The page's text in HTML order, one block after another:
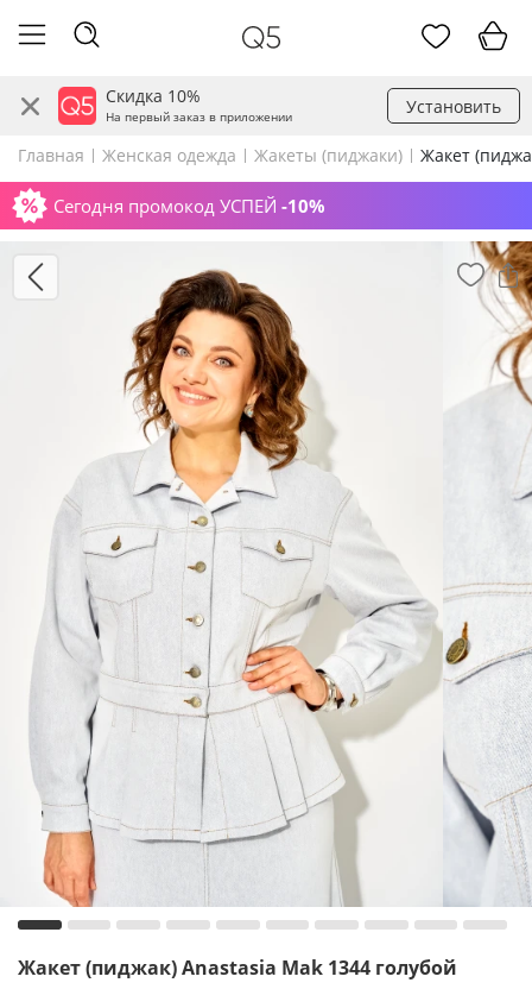
Скидка 10%
На первый заказ в приложении Установить
Главная Женская одежда Жакеты (пиджаки) Жакет
Сегодня промокод УСПЕЙ -10%
Жакет (пиджак) Anastasia Mak 1344 голубой